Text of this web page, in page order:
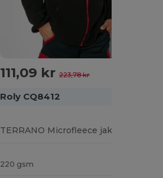
111,09 kr223,78 kr
Roly CQ8412
220 gsm